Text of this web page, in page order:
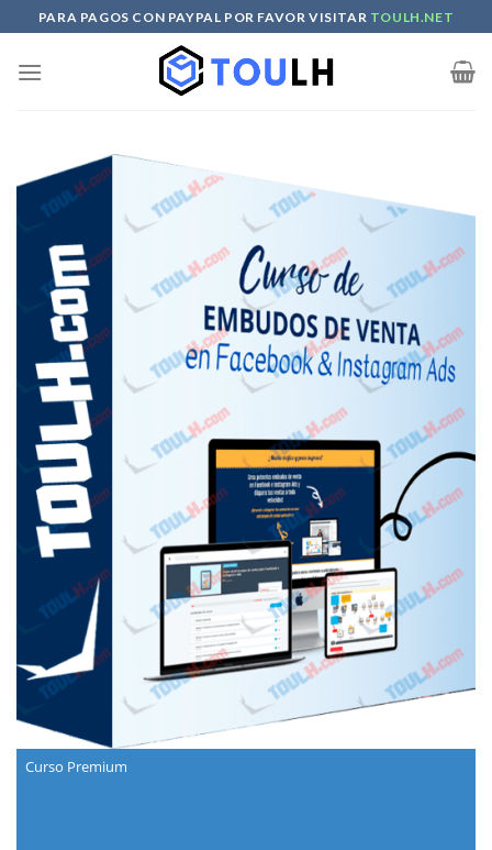
to
content
PARA PAGOS CON PAYPAL POR FAVOR VISITAR TOULH.NET
Curso Premium